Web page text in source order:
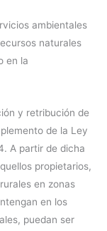
ambientales
naturales
en la
y retribución de
de la Ley
A partir de dicha
propietarios,
en zonas
en los
puedan ser